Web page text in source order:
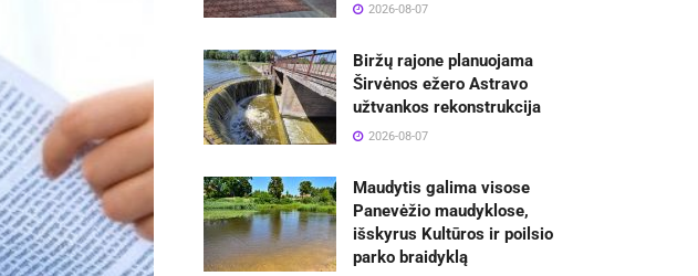
2026-08-07
Biržų rajone planuojama
Širvėnos ežero Astravo
užtvankos rekonstrukcija
2026-08-07
Maudytis galima visose
Panevėžio maudyklose,
išskyrus Kultūros ir poilsio
parko braidyklą